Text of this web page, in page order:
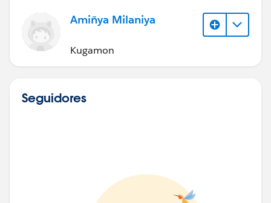
Amiñya Milaniya
Kugamon
Seguidores